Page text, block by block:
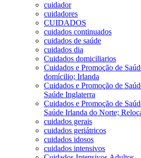
cuidador
cuidadores
CUIDADOS
cuidados continuados
cuidados de saúde
cuidados dia
Cuidados domiciliarios
Cuidados e Promoção de
domícilio; Irlanda
Cuidados e Promoção de
Saúde Inglaterra
Cuidados e Promoção de
Saúde Irlanda do Norte;
cuidados gerais
cuidados geriátricos
cuidados idosos
cuidados intensivos